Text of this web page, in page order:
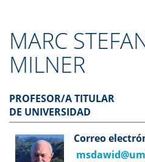
MARC
MILNER
PROFESOR/A TITULAR
DE UNIVERSIDAD
Correo